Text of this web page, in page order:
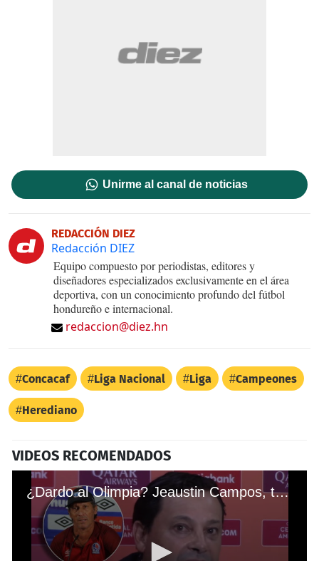
Unirme al canal de noticias
REDACCIÓN DIEZ
Redacción DIEZ
Equipo compuesto por periodistas, editores y
diseñadores especializados exclusivamente en el área
deportiva, con un conocimiento profundo del fútbol
hondureño e internacional.
redaccion@diez.hn
Concacaf Liga Nacional Liga Campeones
Herediano
VIDEOS RECOMENDADOS
¿Dardo al Olimpia? Jeaustin Campos, técnico costarricense: “Mientras otros equipos están en un grupo más accesible...”